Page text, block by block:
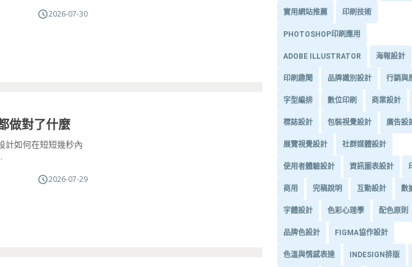
2026-07-30
做對了什麼
計如何在短短幾秒內
2026-07-29
實用網站推薦 印刷技術
PHOTOSHOP印刷應用
ADOBE ILLUSTRATOR 海報設計
印刷趣聞 品牌識別設計 行銷與
字型編排 數位印刷 商業設計
標誌設計 包裝視覺設計 廣告設
展覽視覺設計 社群媒體設計
使用者體驗設計 資訊圖表設計
商用 完稿說明 互動設計 數
字體設計 色彩心理學 配色原則
品牌色設計 FIGMA協作設計
色溫與情感表達 INDESIGN排版